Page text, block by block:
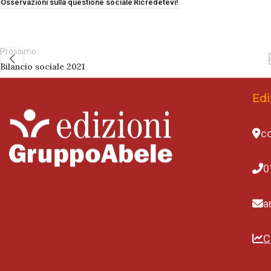
Osservazioni sulla questione sociale Ricredetevi!
Prossimo
Bilancio sociale 2021